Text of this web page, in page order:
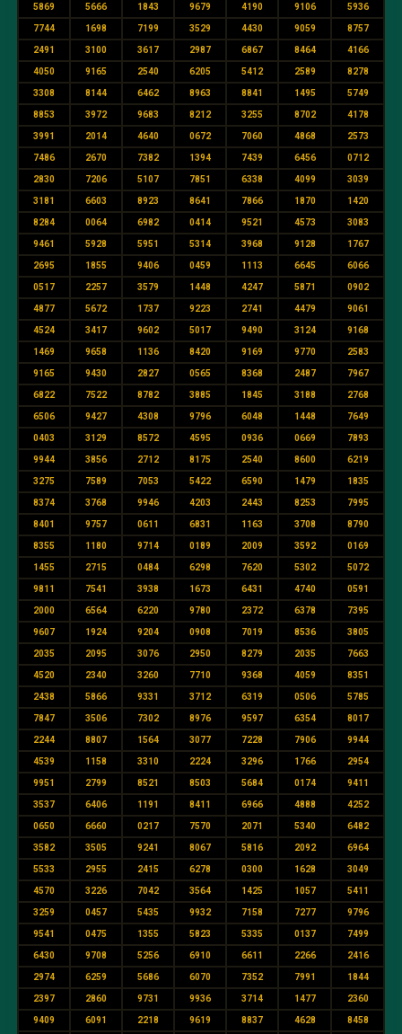
5869 5666 1843 9679 4190 9106 5936
7744 1698 7199 3529 4430 9059 8757
2491 3100 3617 2987 6867 8464 4166
4050 9165 2540 6205 5412 2589 8278
3308 8144 6462 8963 8841 1495 5749
8853 3972 9683 8212 3255 8702 4178
3991 2014 4640 0672 7060 4868 2573
7486 2670 7382 1394 7439 6456 0712
2830 7206 5107 7851 6338 4099 3039
3181 6603 8923 8641 7866 1870 1420
8284 0064 6982 0414 9521 4573 3083
9461 5928 5951 5314 3968 9128 1767
2695 1855 9406 0459 1113 6645 6066
0517 2257 3579 1448 4247 5871 0902
4877 5672 1737 9223 2741 4479 9061
4524 3417 9602 5017 9490 3124 9168
1469 9658 1136 8420 9169 9770 2583
9165 9430 2827 0565 8368 2487 7967
6822 7522 8782 3885 1845 3188 2768
6506 9427 4308 9796 6048 1448 7649
0403 3129 8572 4595 0936 0669 7893
9944 3856 2712 8175 2540 8600 6219
3275 7589 7053 5422 6590 1479 1835
8374 3768 9946 4203 2443 8253 7995
8401 9757 0611 6831 1163 3708 8790
8355 1180 9714 0189 2009 3592 0169
1455 2715 0484 6298 7620 5302 5072
9811 7541 3938 1673 6431 4740 0591
2000 6564 6220 9780 2372 6378 7395
9607 1924 9204 0908 7019 8536 3805
2035 2095 3076 2950 8279 2035 7663
4520 2340 3260 7710 9368 4059 8351
2438 5866 9331 3712 6319 0506 5785
7847 3506 7302 8976 9597 6354 8017
2244 8807 1564 3077 7228 7906 9944
4539 1158 3310 2224 3296 1766 2954
9951 2799 8521 8503 5684 0174 9411
3537 6406 1191 8411 6966 4888 4252
0650 6660 0217 7570 2071 5340 6482
3582 3505 9241 8067 5816 2092 6964
5533 2955 2415 6278 0300 1628 3049
4570 3226 7042 3564 1425 1057 5411
3259 0457 5435 9932 7158 7277 9796
9541 0475 1355 5823 5335 0137 7499
6430 9708 5256 6910 6611 2266 2416
2974 6259 5686 6070 7352 7991 1844
2397 2860 9731 9936 3714 1477 2360
9409 6091 2218 9619 8837 4628 8458